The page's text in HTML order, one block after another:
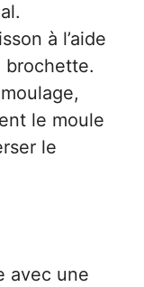
à l’aide
brochette.
le moule
le
avec une